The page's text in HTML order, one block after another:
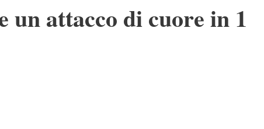
un attacco di cuore in 1